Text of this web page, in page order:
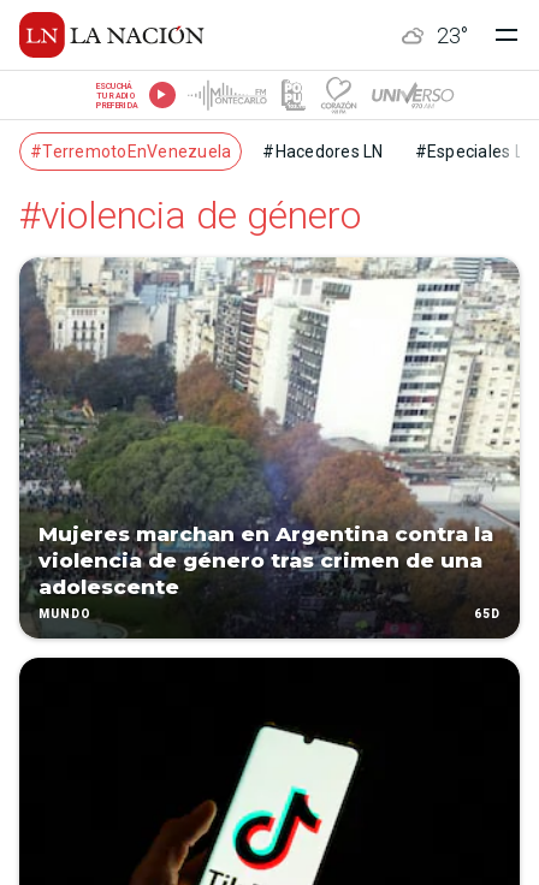
23°
ESCUCHÁ
TU RADIO
PREFERIDA
#TerremotoEnVenezuela #Hacedores LN #Especiales LN
#violencia de género
Mujeres marchan en Argentina contra la
violencia de género tras crimen de una
adolescente
MUNDO 65D